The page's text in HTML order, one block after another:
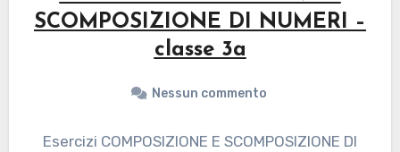
SCOMPOSIZIONE DI NUMERI –
classe 3a
Nessun commento
Esercizi COMPOSIZIONE E SCOMPOSIZIONE DI